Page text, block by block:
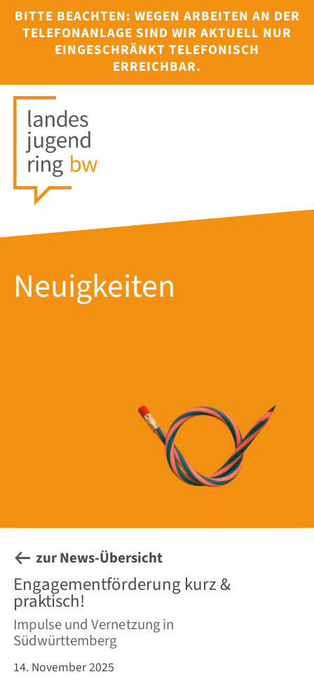
BITTE BEACHTEN: WEGEN ARBEITEN AN DER
TELEFONANLAGE SIND WIR AKTUELL NUR
EINGESCHRÄNKT TELEFONISCH
ERREICHBAR.
Neuigkeiten
Engagement­förderung kurz &
praktisch!
Impulse und Vernetzung in
Südwürttemberg
14. November 2025
zur News-Übersicht